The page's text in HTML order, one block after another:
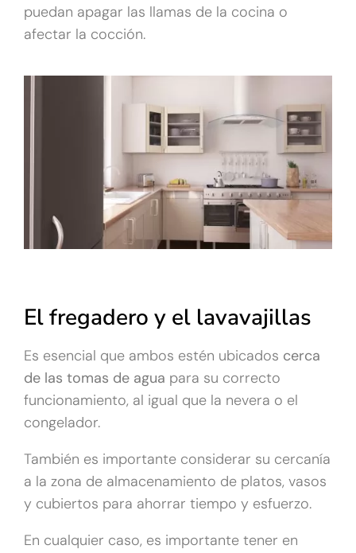
puedan apagar las llamas de la cocina o
afectar la cocción.
El fregadero y el lavavajillas
Es esencial que ambos estén ubicados cerca
de las tomas de agua para su correcto
funcionamiento, al igual que la nevera o el
congelador.
También es importante considerar su cercanía
a la zona de almacenamiento de platos, vasos
y cubiertos para ahorrar tiempo y esfuerzo.
En cualquier caso, es importante tener en